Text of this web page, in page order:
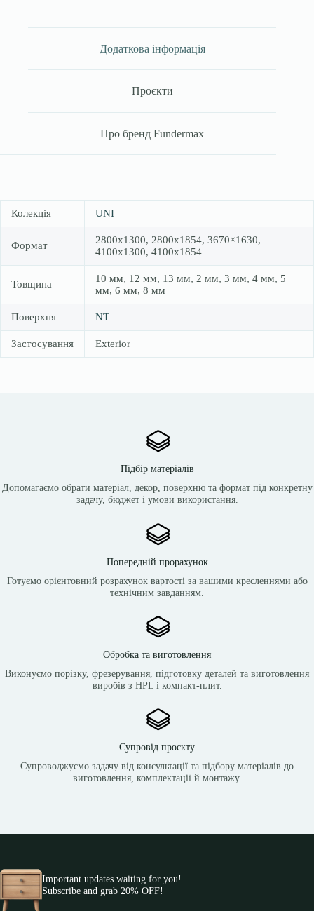
Додаткова інформація
Проєкти
Про бренд Fundermax
Колекція UNI
Формат
2800х1300, 2800х1854, 3670×1630,
4100х1300, 4100х1854
Товщина
10 мм, 12 мм, 13 мм, 2 мм, 3 мм, 4 мм, 5
мм, 6 мм, 8 мм
Поверхня NT
Застосування Exterior
Підбір матеріалів
Допомагаємо обрати матеріал, декор, поверхню та формат під конкретну
задачу, бюджет і умови використання.
Попередній прорахунок
Готуємо орієнтовний розрахунок вартості за вашими кресленнями або
технічним завданням.
Обробка та виготовлення
Виконуємо порізку, фрезерування, підготовку деталей та виготовлення
виробів з HPL і компакт-плит.
Супровід проєкту
Супроводжуємо задачу від консультації та підбору матеріалів до
виготовлення, комплектації й монтажу.
Important updates waiting for you!
Subscribe and grab 20% OFF!